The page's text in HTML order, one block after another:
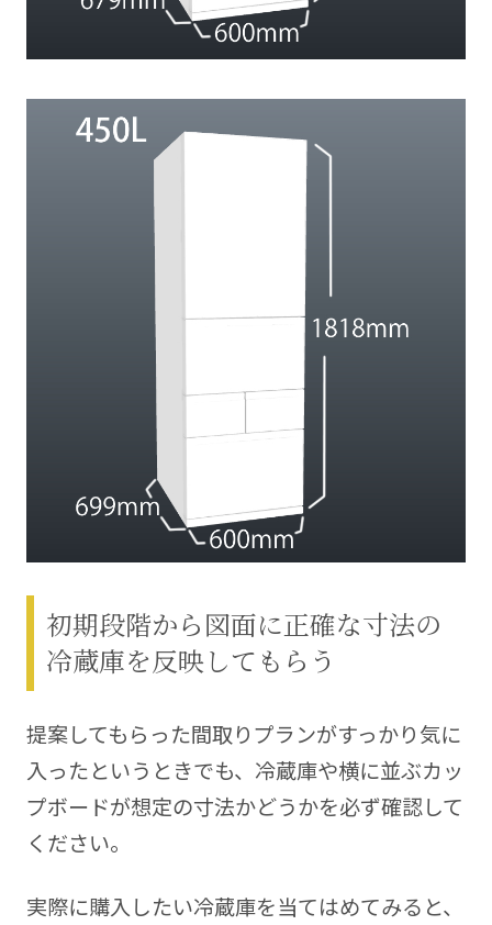
初期段階から図面に正確な寸法の
冷蔵庫を反映してもらう
提案してもらった間取りプランがすっかり気に
入ったというときでも、冷蔵庫や横に並ぶカッ
プボードが想定の寸法かどうかを必ず確認して
ください。
実際に購入したい冷蔵庫を当てはめてみると、